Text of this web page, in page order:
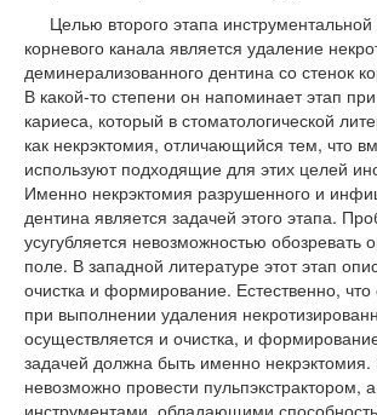
Целью второго этапа инструментальной
корневого канала является удаление
деминерализованного дентина со стенок
В какой-то степени он напоминает этап
кариеса, который в стоматологической
как некрэктомия, отличающийся тем, что
используют подходящие для этих целей
Именно некрэктомия разрушенного и
дентина является задачей этого этапа.
усугубляется невозможностью обозревать
поле. В западной литературе этот этап
очистка и формирование. Естественно,
при выполнении удаления
осуществляется и очистка, и
задачей должна быть именно некрэктомия.
невозможно провести пульпэкстрактором,
инструментами, обладающими